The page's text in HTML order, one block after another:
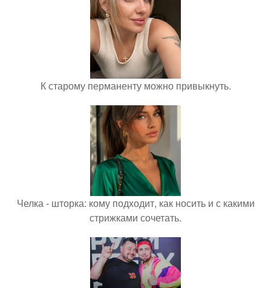
К старому перманенту можно привыкнуть.
Челка - шторка: кому подходит, как носить и с какими
стрижками сочетать.